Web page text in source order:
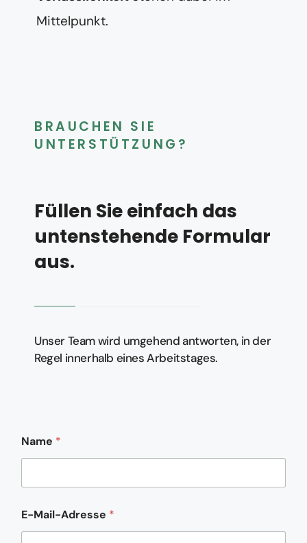
Mittelpunkt.
BRAUCHEN SIE
UNTERSTÜTZUNG?
Füllen Sie einfach das
untenstehende Formular
aus.
Unser Team wird umgehend antworten, in der
Regel innerhalb eines Arbeitstages.
d
e
K
m
m
e
Name *
E-Mail-Adresse *